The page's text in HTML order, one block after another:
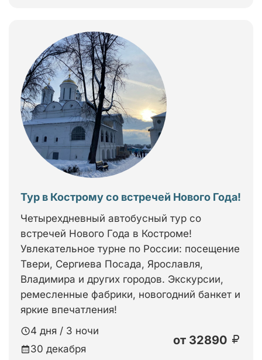
Тур в Кострому со встречей Нового Года!
Четырехдневный автобусный тур со
встречей Нового Года в Костроме!
Увлекательное турне по России: посещение
Твери, Сергиева Посада, Ярославля,
Владимира и других городов. Экскурсии,
ремесленные фабрики, новогодний банкет и
яркие впечатления!
4 дня / 3 ночи
30 декабря
от 32890